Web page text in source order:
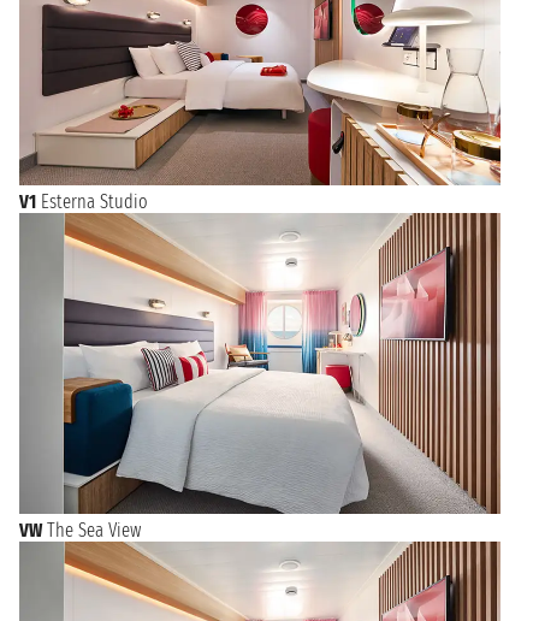
V1 Esterna Studio
VW The Sea View